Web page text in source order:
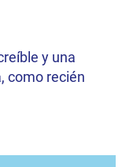
y una
como recién